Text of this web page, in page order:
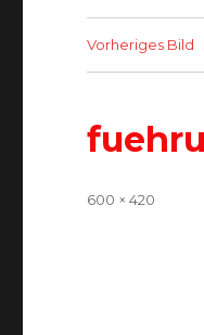
Vorheriges Bild
Volle
600 × 420